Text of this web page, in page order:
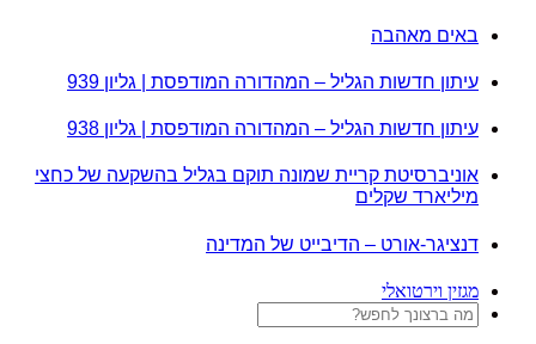
באים מאהבה
עיתון חדשות הגליל – המהדורה המודפסת | גליון 939
עיתון חדשות הגליל – המהדורה המודפסת | גליון 938
אוניברסיטת קריית שמונה תוקם בגליל בהשקעה של כחצי
מיליארד שקלים
דנציגר-אורט – הדיבייט של המדינה
מגזין וירטואלי